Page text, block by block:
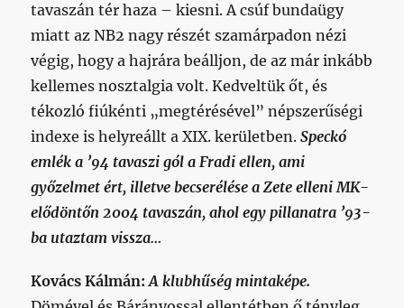
tavaszán tér haza – kiesni. A csúf bundaügy
miatt az NB2 nagy részét szamárpadon nézi
végig, hogy a hajrára beálljon, de az már inkább
kellemes nosztalgia volt. Kedveltük őt, és
tékozló fiúkénti „megtérésével” népszerűségi
indexe is helyreállt a XIX. kerületben.Speckó
emlék a ’94 tavaszi gól a Fradi ellen, ami
győzelmet ért, illetve becserélése a Zete elleni MK-
elődöntőn 2004 tavaszán, ahol egy pillanatra ’93-
ba utaztam vissza…
Kovács Kálmán:A klubhűség mintaképe.